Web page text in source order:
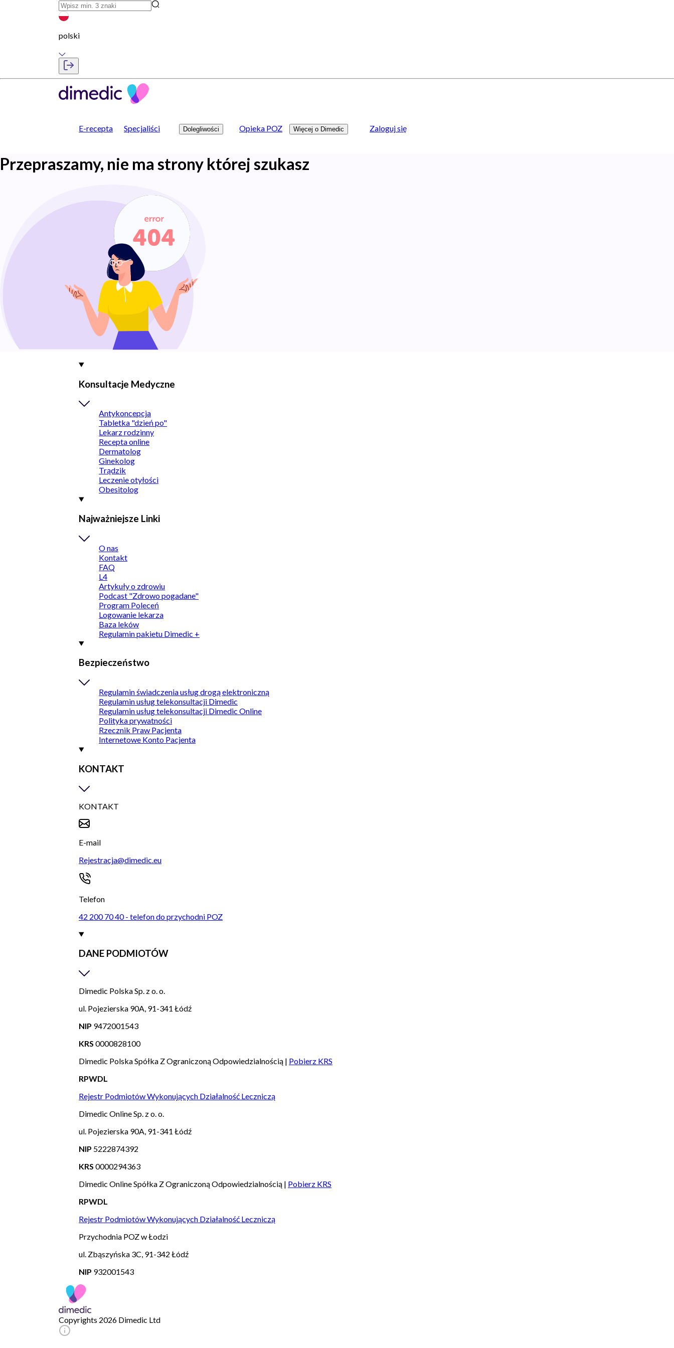
polski
E-recepta Specjaliści Dolegliwości Opieka POZ Więcej o Dimedic Zaloguj się
Przepraszamy, nie ma strony której szukasz
Konsultacje Medyczne
Antykoncepcja
Tabletka "dzień po"
Lekarz rodzinny
Recepta online
Dermatolog
Ginekolog
Trądzik
Leczenie otyłości
Obesitolog
Najważniejsze Linki
O nas
Kontakt
FAQ
L4
Artykuły o zdrowiu
Podcast "Zdrowo pogadane"
Program Poleceń
Logowanie lekarza
Baza leków
Regulamin pakietu Dimedic +
Bezpieczeństwo
Regulamin świadczenia usług drogą elektroniczną
Regulamin usług telekonsultacji Dimedic
Regulamin usług telekonsultacji Dimedic Online
Polityka prywatności
Rzecznik Praw Pacjenta
Internetowe Konto Pacjenta
KONTAKT
KONTAKT
E-mail
Rejestracja@dimedic.eu
Telefon
42 200 70 40 - telefon do przychodni POZ
DANE PODMIOTÓW
Dimedic Polska Sp. z o. o.
ul. Pojezierska 90A, 91-341 Łódź
NIP 9472001543
KRS 0000828100
Dimedic Polska Spółka Z Ograniczoną Odpowiedzialnością | Pobierz KRS
RPWDL
Rejestr Podmiotów Wykonujących Działalność Leczniczą
Dimedic Online Sp. z o. o.
ul. Pojezierska 90A, 91-341 Łódź
NIP 5222874392
KRS 0000294363
Dimedic Online Spółka Z Ograniczoną Odpowiedzialnością | Pobierz KRS
RPWDL
Rejestr Podmiotów Wykonujących Działalność Leczniczą
Przychodnia POZ w Łodzi
ul. Zbąszyńska 3C, 91-342 Łódź
NIP 932001543
Copyrights 2026 Dimedic Ltd